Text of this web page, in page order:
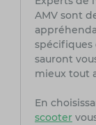
AMV sont
spécifiques
sauront
mieux tout
En
scooter